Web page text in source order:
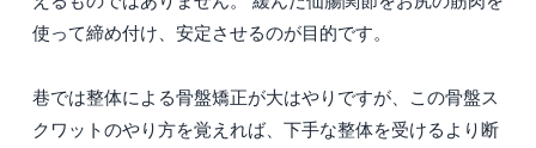
使って締め付け、安定させるのが目的です。
巷では整体による骨盤矯正が大はやりですが、この骨盤ス
クワットのやり方を覚えれば、下手な整体を受けるより断